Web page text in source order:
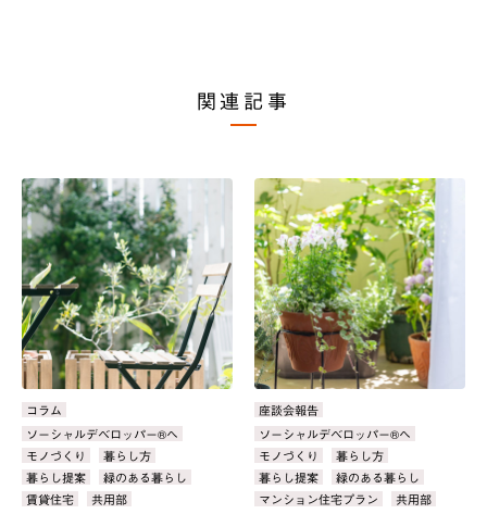
関連記事
カ
テ
ゴ
リ：
コラム
タ
グ：
ソーシャルデベロッパー®へ
モノづくり
暮らし方
暮らし提案
緑のある暮らし
賃貸住宅
共用部
カ
テ
ゴ
リ：
座談会報告
タ
グ：
ソーシャルデベロッパー®へ
モノづくり
暮らし方
暮らし提案
緑のある暮らし
マンション住宅プラン
共用部